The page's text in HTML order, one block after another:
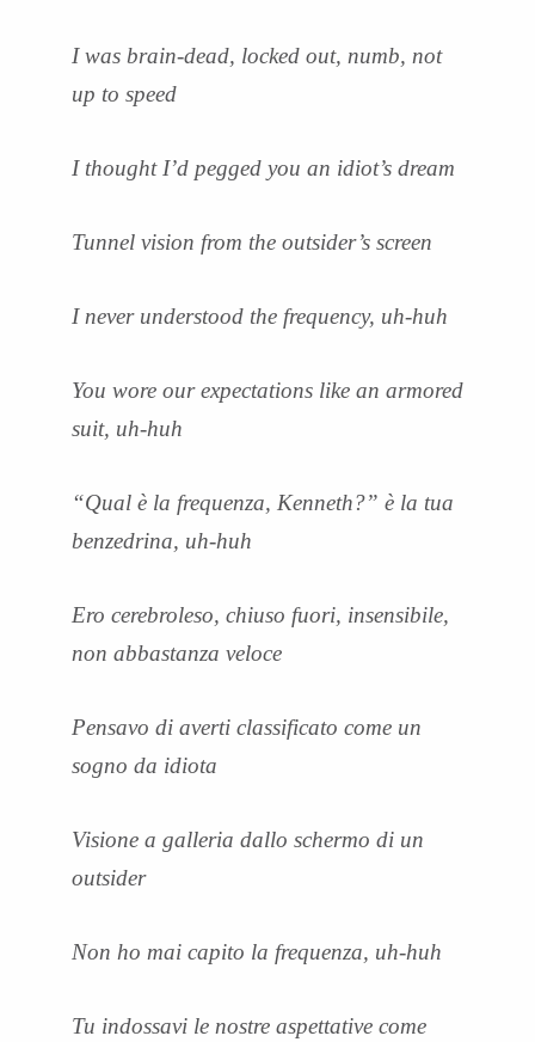
I was brain-dead, locked out, numb, not
up to speed
I thought I’d pegged you an idiot’s dream
Tunnel vision from the outsider’s screen
I never understood the frequency, uh-huh
You wore our expectations like an armored
suit, uh-huh
“Qual è la frequenza, Kenneth?” è la tua
benzedrina, uh-huh
Ero cerebroleso, chiuso fuori, insensibile,
non abbastanza veloce
Pensavo di averti classificato come un
sogno da idiota
Visione a galleria dallo schermo di un
outsider
Non ho mai capito la frequenza, uh-huh
Tu indossavi le nostre aspettative come